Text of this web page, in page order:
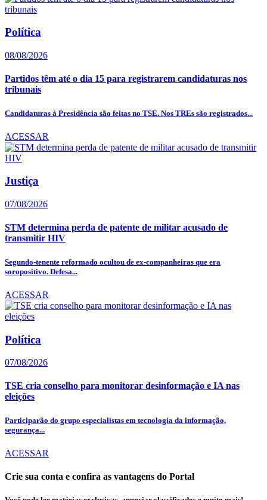
Política
08/08/2026
Partidos têm até o dia 15 para registrarem candidaturas nos
tribunais
Candidaturas à Presidência são feitas no TSE. Nos TREs são registrados...
ACESSAR
Justiça
07/08/2026
STM determina perda de patente de militar acusado de
transmitir HIV
Segundo-tenente reformado ocultou de ex-companheiras que era
soropositivo. Defesa...
ACESSAR
Política
07/08/2026
TSE cria conselho para monitorar desinformação e IA nas
eleições
Participarão do grupo especialistas em tecnologia da informação,
segurança...
ACESSAR
Crie sua conta e confira as vantagens do Portal